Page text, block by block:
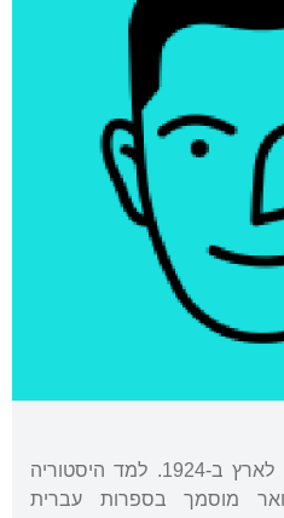
נולד בסופיה, בולגריה, ועלה לארץ ב-1924. למד היסטוריה
מוסמך בספרות עברית